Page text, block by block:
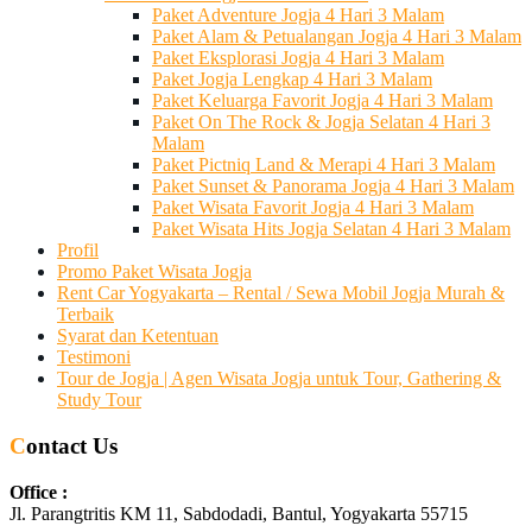
Paket Adventure Jogja 4 Hari 3 Malam
Paket Alam & Petualangan Jogja 4 Hari 3 Malam
Paket Eksplorasi Jogja 4 Hari 3 Malam
Paket Jogja Lengkap 4 Hari 3 Malam
Paket Keluarga Favorit Jogja 4 Hari 3 Malam
Paket On The Rock & Jogja Selatan 4 Hari 3
Malam
Paket Pictniq Land & Merapi 4 Hari 3 Malam
Paket Sunset & Panorama Jogja 4 Hari 3 Malam
Paket Wisata Favorit Jogja 4 Hari 3 Malam
Paket Wisata Hits Jogja Selatan 4 Hari 3 Malam
Profil
Promo Paket Wisata Jogja
Rent Car Yogyakarta – Rental / Sewa Mobil Jogja Murah &
Terbaik
Syarat dan Ketentuan
Testimoni
Tour de Jogja | Agen Wisata Jogja untuk Tour, Gathering &
Study Tour
Contact Us
Office :
Jl. Parangtritis KM 11, Sabdodadi, Bantul, Yogyakarta 55715